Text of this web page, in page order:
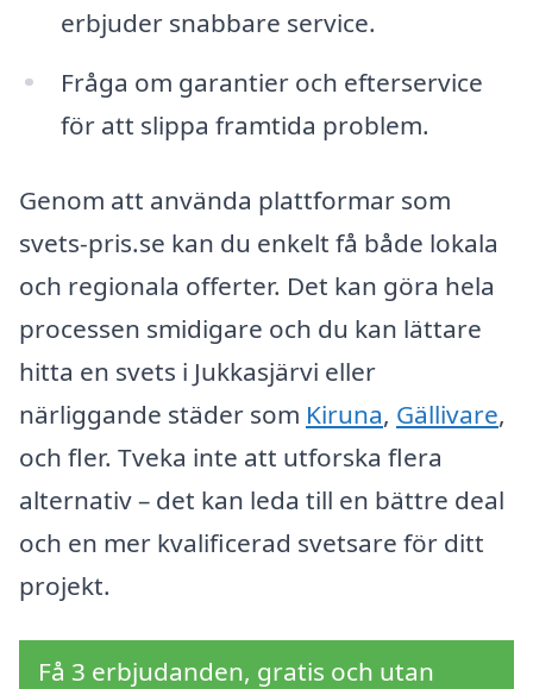
erbjuder snabbare service.
Fråga om garantier och efterservice
för att slippa framtida problem.
Genom att använda plattformar som
svets-pris.se kan du enkelt få både lokala
och regionala offerter. Det kan göra hela
processen smidigare och du kan lättare
hitta en svets i Jukkasjärvi eller
närliggande städer som Kiruna, Gällivare,
och fler. Tveka inte att utforska flera
alternativ – det kan leda till en bättre deal
och en mer kvalificerad svetsare för ditt
projekt.
Få 3 erbjudanden, gratis och utan